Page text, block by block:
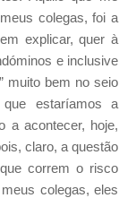
colegas, foi a
explicar, quer à
e inclusive
muito bem no seio
estaríamos a
a acontecer, hoje,
claro, a questão
correm o risco
colegas, eles